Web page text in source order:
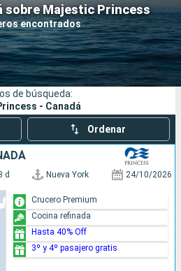
sobre Majestic Princess
encontrados
Compañías
Buscar
de búsqueda:
- Canadá
Ordenar
d Nueva York 24/10/2026
Crucero Premium
Cocina refinada
Hasta 40% Off
3º y 4º pasajero gratis